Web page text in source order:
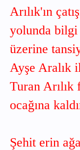
Arılık'ın
yolunda
üzerine
Ayşe Aralık
Turan Arılık
ocağına
Şehit erin